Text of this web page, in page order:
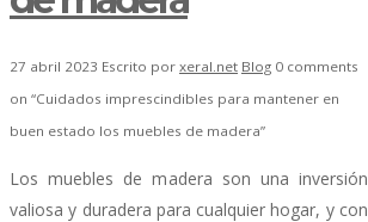
27 abril 2023 Escrito por xeral.net Blog 0 comments
on “Cuidados imprescindibles para mantener en
buen estado los muebles de madera”
Los muebles de madera son una inversión
valiosa y duradera para cualquier hogar, y con